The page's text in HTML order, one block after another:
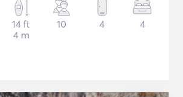
14 ft
4 m
10 4 4